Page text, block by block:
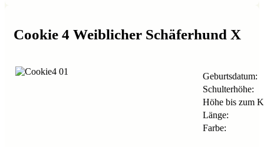
Cookie 4 Weiblicher Schäferhund X
Geburtsdatum:
Schulterhöhe:
Höhe bis zum
Länge:
Farbe: